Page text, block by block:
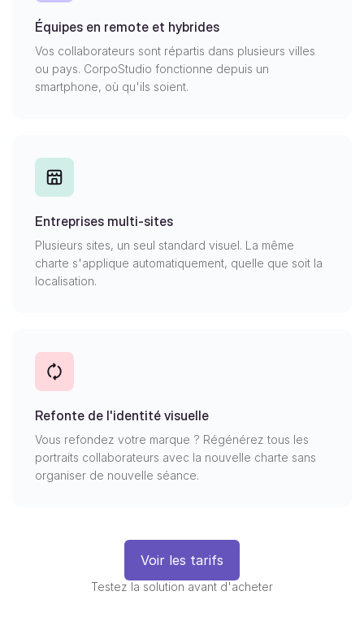
Équipes en remote et hybrides
Vos collaborateurs sont répartis dans plusieurs villes
ou pays. CorpoStudio fonctionne depuis un
smartphone, où qu'ils soient.
Entreprises multi-sites
Plusieurs sites, un seul standard visuel. La même
charte s'applique automatiquement, quelle que soit la
localisation.
Refonte de l'identité visuelle
Vous refondez votre marque ? Régénérez tous les
portraits collaborateurs avec la nouvelle charte sans
organiser de nouvelle séance.
Voir les tarifs
Testez la solution avant d'acheter